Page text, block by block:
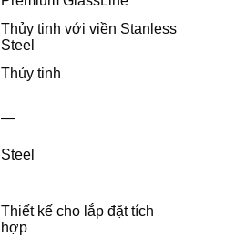
Thủy tinh với viền Stanless
Steel
Thủy tinh
—
Steel
Thiết kế cho lắp đặt tích
hợp